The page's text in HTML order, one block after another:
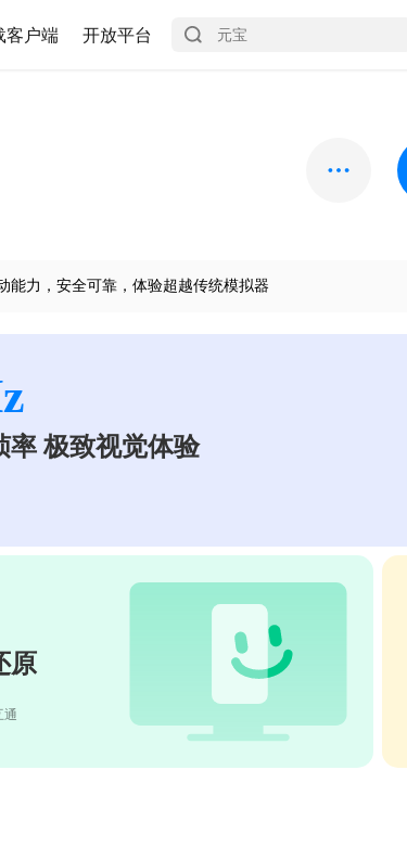
客户端 开放平台
能力，安全可靠，体验超越传统模拟器
率 极致视觉体验
原
通